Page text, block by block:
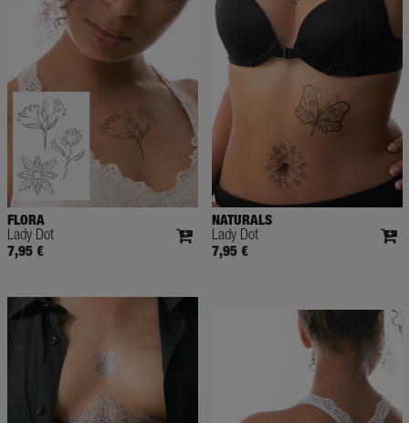
FLORA
Lady Dot
7,95 €
NATURALS
Lady Dot
7,95 €